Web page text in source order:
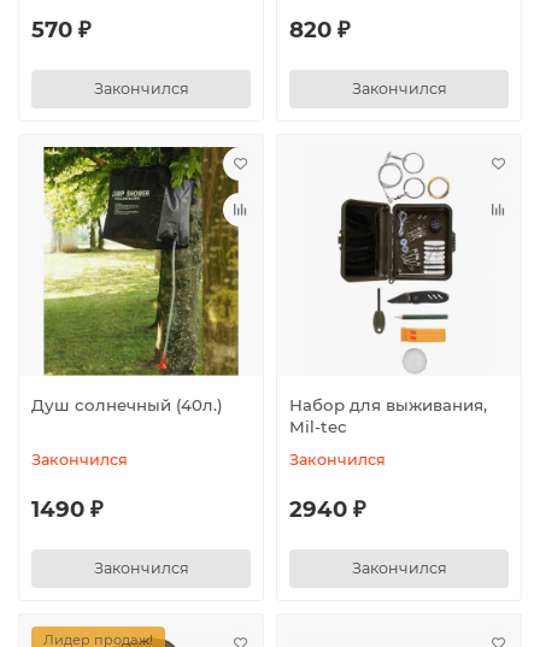
570 ₽
Закончился
820 ₽
Закончился
Душ солнечный (40л.)
Закончился
1490 ₽
Закончился
Набор для выживания,
Mil-tec
Закончился
2940 ₽
Закончился
Лидер продаж!